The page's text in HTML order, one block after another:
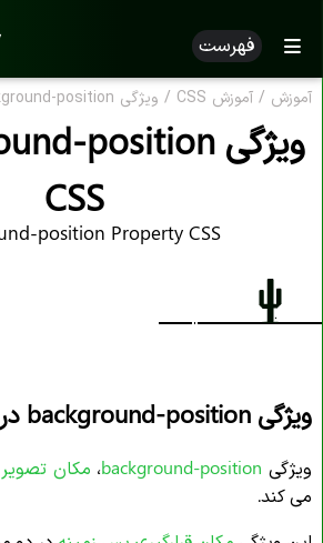
فهرست
آموزش / آموزش CSS / ویژگی background-position در CSS
CSS
position Property CSS
ویژگی background-position در CSS
ویژگی background-position، مکان
می کند.